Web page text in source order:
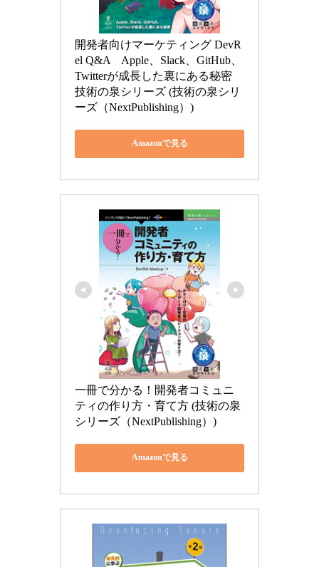
開発者向けマーケティング DevR
el Q&A　Apple、Slack、GitHub、
Twitterが成長した裏にある秘密
技術の泉シリーズ (技術の泉シリ
ーズ（NextPublishing）)
Amazonで見る
一冊で分かる！開発者コミュニ
ティの作り方・育て方 (技術の泉
シリーズ（NextPublishing）)
Amazonで見る